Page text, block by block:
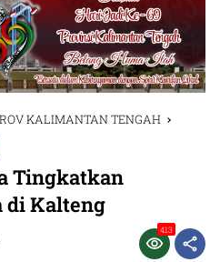
KALIMANTAN TENGAH
Tingkatkan
di Kalteng
413